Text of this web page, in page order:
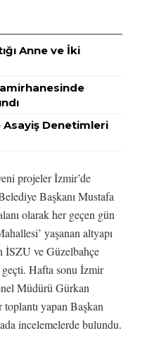
Anne ve İki
Asayiş Denetimleri
projeler İzmir’de
Başkanı Mustafa
olarak her geçen gün
yaşanan altyapı
İSZU ve Güzelbahçe
Hafta sonu İzmir
Müdürü Gürkan
yapan Başkan
incelemelerde bulundu.